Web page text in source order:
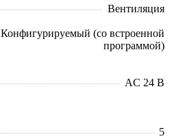
Вентиляция
Конфигурируемый (со встроенной
программой)
AC 24 В
5